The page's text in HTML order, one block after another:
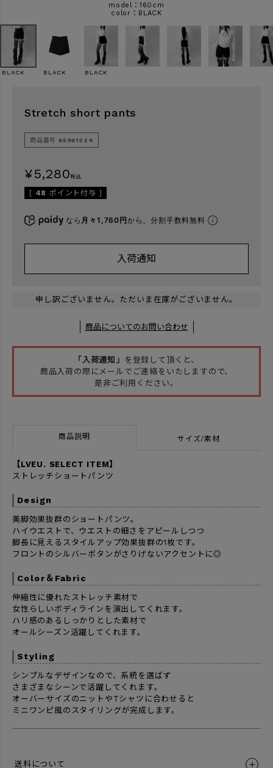
〜
model：160cm
BLACK
BLACK BLACK BLACK
Stretch short pants
商品番号 65961224
¥5,280 税込
[ 48 ポイント付与 ]
なら 月々1,760円から。分割手数料無料
入荷通知
申し訳ございません。ただいま在庫がございません。
商品についてのお問い合わせ
「入荷通知」
を登録して頂くと、
商品入荷の際にメールでご連絡をいたしますので、
是非ご利用ください。
商品説明 サイズ/素材
【LVEU. SELECT ITEM】
ストレッチショートパンツ
Design
美脚効果抜群のショートパンツ。
ハイウエストで、ウエストの細さをアピールしつつ
脚長に見えるスタイルアップ効果抜群の1枚です。
フロントのシルバーボタンがさりげないアクセントに◎
Color＆Fabric
伸縮性に優れたストレッチ素材で
女性らしいボディラインを演出してくれます。
ハリ感のあるしっかりとした素材で
オールシーズン活躍してくれます。
Styling
シンプルなデザインなので、系統を選ばず
さまざまなシーンで活躍してくれます。
オーバーサイズのニットやTシャツに合わせると
ミニワンピ風のスタイリングが完成します。
送料について